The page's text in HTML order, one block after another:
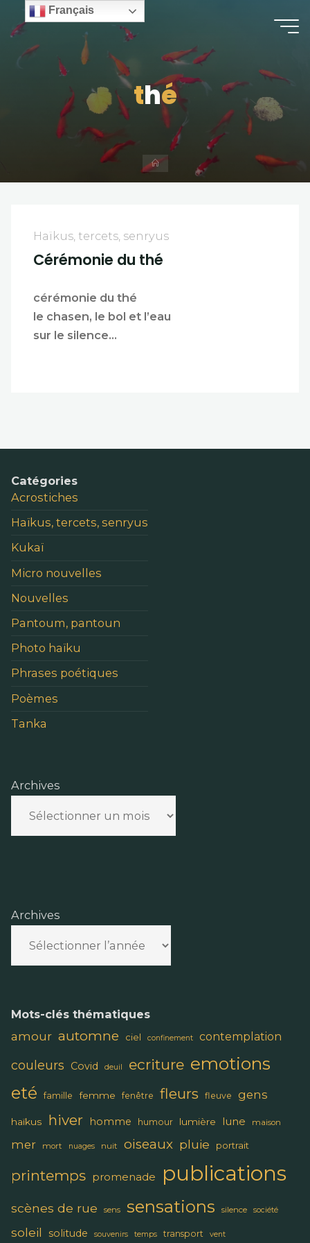
content
t
thé
é
Home
Haïkus, tercets, senryus
Cérémonie du thé
cérémonie du thé
le chasen, le bol et l’eau
sur le silence…
Catégories
Acrostiches
Haïkus, tercets, senryus
Kukaï
Micro nouvelles
Nouvelles
Pantoum, pantoun
Photo haïku
Phrases poétiques
Poèmes
Tanka
Archives
Archives
Mots-clés thématiques
amour automne ciel confinement contemplation
couleurs Covid deuil ecriture emotions
eté famille femme fenêtre fleurs fleuve gens
haïkus hiver homme humour lumière lune maison
mer mort nuages nuit oiseaux pluie portrait
printemps promenade publications
scènes de rue sens sensations silence société
soleil solitude souvenirs temps transport vent
Français